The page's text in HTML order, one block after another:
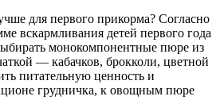
для первого прикорма? Согласно
вскармливания детей первого года
монокомпонентные пюре из
— кабачков, брокколи, цветной
питательную ценность и
грудничка, к овощным пюре